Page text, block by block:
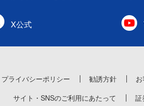
X公式
プライバシーポリシー 勧誘方針
サイト・SNSのご利用にあたって
証